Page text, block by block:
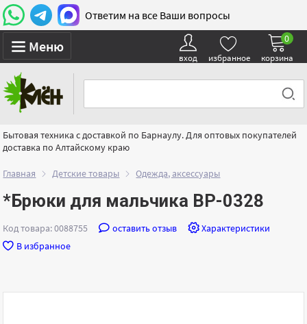
Ответим на все Ваши вопросы
Меню
вход избранное корзина
0
Бытовая техника с доставкой по Барнаулу. Для оптовых покупателей
доставка по Алтайскому краю
Главная Детские товары Одежда, аксессуары
*Брюки для мальчика ВР-0328
Код товара: 0088755 оставить отзыв
Характеристики
В избранное